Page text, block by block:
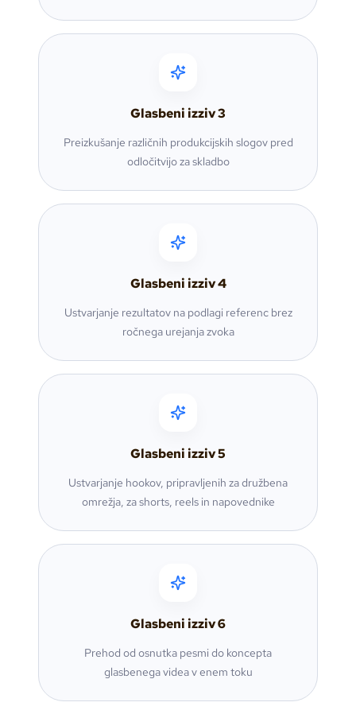
Glasbeni izziv3
Preizkušanje različnih produkcijskih slogov pred
odločitvijo za skladbo
Glasbeni izziv4
Ustvarjanje rezultatov na podlagi referenc brez
ročnega urejanja zvoka
Glasbeni izziv5
Ustvarjanje hookov, pripravljenih za družbena
omrežja, za shorts, reels in napovednike
Glasbeni izziv6
Prehod od osnutka pesmi do koncepta
glasbenega videa v enem toku